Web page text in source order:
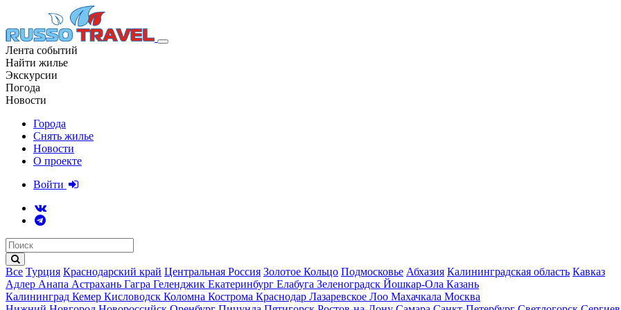
Лента событий
Найти жилье
Экскурсии
Погода
Новости
Города
Снять жилье
Новости
О проекте
Войти
Все Турция Краснодарский край Центральная Россия Золотое Кольцо Подмосковье Абхазия Калининградская область Кавказ
Адлер Анапа Астрахань Гагра Геленджик Екатеринбург Елабуга Зеленоградск Йошкар-Ола Казань
Калининград Кемер Кисловодск Коломна Кострома Краснодар Лазаревское Лоо Махачкала Москва